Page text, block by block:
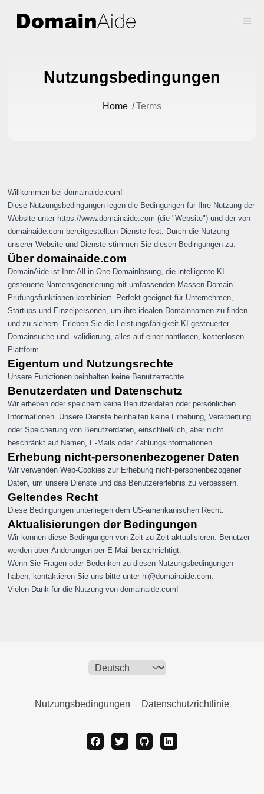
Nutzungsbedingungen
Home / Terms
Willkommen bei domainaide.com!
Diese Nutzungsbedingungen legen die Bedingungen für Ihre Nutzung der
Website unter https://www.domainaide.com (die "Website") und der von
domainaide.com bereitgestellten Dienste fest. Durch die Nutzung
unserer Website und Dienste stimmen Sie diesen Bedingungen zu.
Über domainaide.com
DomainAide ist Ihre All-in-One-Domainlösung, die intelligente KI-
gesteuerte Namensgenerierung mit umfassenden Massen-Domain-
Prüfungsfunktionen kombiniert. Perfekt geeignet für Unternehmen,
Startups und Einzelpersonen, um ihre idealen Domainnamen zu finden
und zu sichern. Erleben Sie die Leistungsfähigkeit KI-gesteuerter
Domainsuche und -validierung, alles auf einer nahtlosen, kostenlosen
Plattform.
Eigentum und Nutzungsrechte
Unsere Funktionen beinhalten keine Benutzerrechte
Benutzerdaten und Datenschutz
Wir erheben oder speichern keine Benutzerdaten oder persönlichen
Informationen. Unsere Dienste beinhalten keine Erhebung, Verarbeitung
oder Speicherung von Benutzerdaten, einschließlich, aber nicht
beschränkt auf Namen, E-Mails oder Zahlungsinformationen.
Erhebung nicht-personenbezogener Daten
Wir verwenden Web-Cookies zur Erhebung nicht-personenbezogener
Daten, um unsere Dienste und das Benutzererlebnis zu verbessern.
Geltendes Recht
Diese Bedingungen unterliegen dem US-amerikanischen Recht.
Aktualisierungen der Bedingungen
Wir können diese Bedingungen von Zeit zu Zeit aktualisieren. Benutzer
werden über Änderungen per E-Mail benachrichtigt.
Wenn Sie Fragen oder Bedenken zu diesen Nutzungsbedingungen
haben, kontaktieren Sie uns bitte unter hi@domainaide.com
Vielen Dank für die Nutzung von domainaide.com!
Nutzungsbedingungen Datenschutzrichtlinie
facebooktwittergithublinkedin